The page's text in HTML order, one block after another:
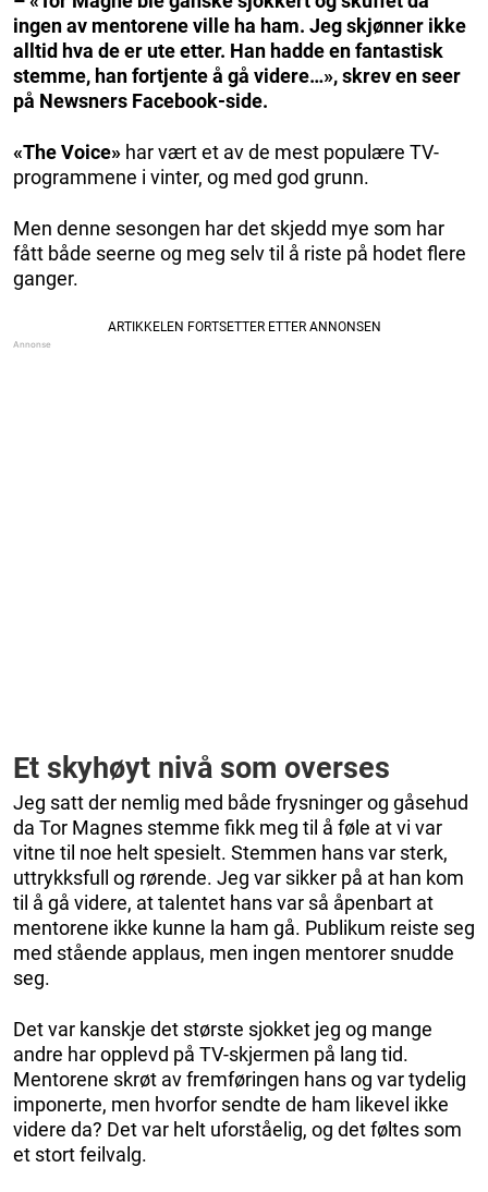
ingen av mentorene ville ha ham. Jeg skjønner ikke
alltid hva de er ute etter. Han hadde en fantastisk
stemme, han fortjente å gå videre…», skrev en seer
på Newsners Facebook-side.
«The Voice» har vært et av de mest populære TV-
programmene i vinter, og med god grunn.
Men denne sesongen har det skjedd mye som har
fått både seerne og meg selv til å riste på hodet flere
ganger.
Et skyhøyt nivå som overses
Jeg satt der nemlig med både frysninger og gåsehud
da Tor Magnes stemme fikk meg til å føle at vi var
vitne til noe helt spesielt. Stemmen hans var sterk,
uttrykksfull og rørende. Jeg var sikker på at han kom
til å gå videre, at talentet hans var så åpenbart at
mentorene ikke kunne la ham gå. Publikum reiste seg
med stående applaus, men ingen mentorer snudde
seg.
Det var kanskje det største sjokket jeg og mange
andre har opplevd på TV-skjermen på lang tid.
Mentorene skrøt av fremføringen hans og var tydelig
imponerte, men hvorfor sendte de ham likevel ikke
videre da? Det var helt uforståelig, og det føltes som
et stort feilvalg.